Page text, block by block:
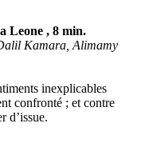
Leone , 8 min.
Kamara, Alimamy
inexplicables
confronté ; et contre
d’issue.